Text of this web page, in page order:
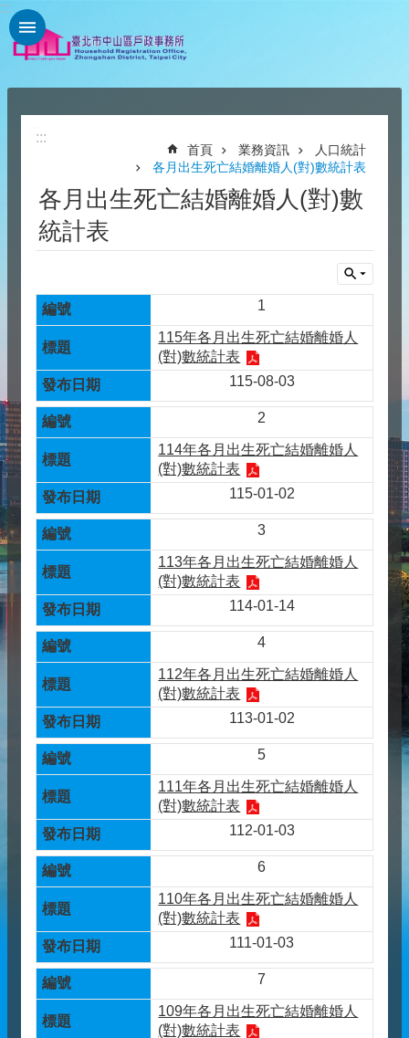
跳到主要內容區塊
:::
:::
首頁 業務資訊
人口統計
各月出生死亡結婚離婚人(對)數統計表
各月出生死亡結婚離婚人(對)數
統計表
1
115年各月出生死亡結婚離婚人
(對)數統計表
115-08-03
2
114年各月出生死亡結婚離婚人
(對)數統計表
115-01-02
3
113年各月出生死亡結婚離婚人
(對)數統計表
114-01-14
4
112年各月出生死亡結婚離婚人
(對)數統計表
113-01-02
5
111年各月出生死亡結婚離婚人
(對)數統計表
112-01-03
6
110年各月出生死亡結婚離婚人
(對)數統計表
111-01-03
7
109年各月出生死亡結婚離婚人
(對)數統計表